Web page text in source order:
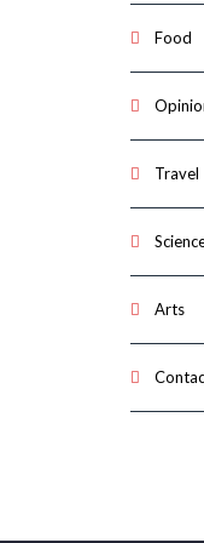
Food
Travel
Arts